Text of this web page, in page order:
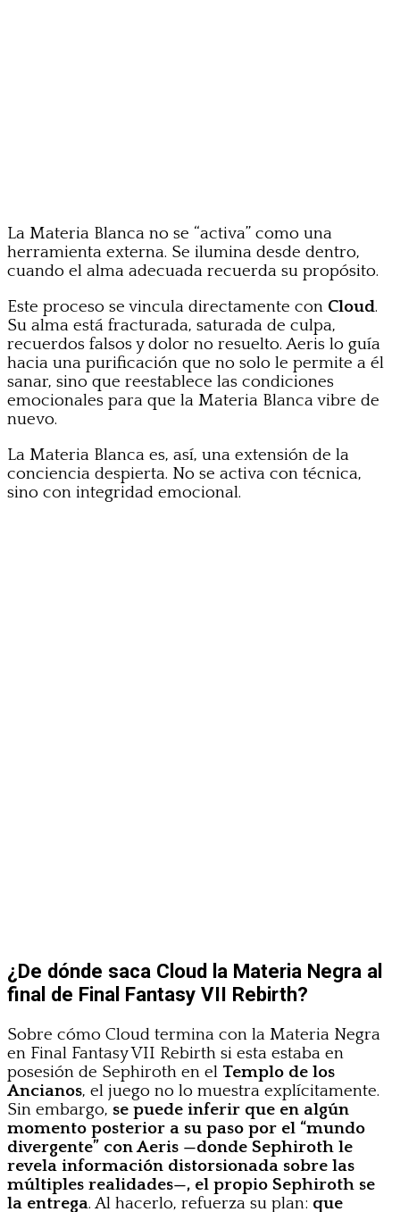
La Materia Blanca no se “activa” como una
herramienta externa. Se ilumina desde dentro,
cuando el alma adecuada recuerda su propósito.
Este proceso se vincula directamente con Cloud.
Su alma está fracturada, saturada de culpa,
recuerdos falsos y dolor no resuelto. Aeris lo guía
hacia una purificación que no solo le permite a él
sanar, sino que reestablece las condiciones
emocionales para que la Materia Blanca vibre de
nuevo.
La Materia Blanca es, así, una extensión de la
conciencia despierta. No se activa con técnica,
sino con integridad emocional.
¿De dónde saca Cloud la Materia Negra al
final de Final Fantasy VII Rebirth?
Sobre cómo Cloud termina con la Materia Negra
en Final Fantasy VII Rebirth si esta estaba en
posesión de Sephiroth en el Templo de los
Ancianos, el juego no lo muestra explícitamente.
Sin embargo, se puede inferir que en algún
momento posterior a su paso por el “mundo
divergente” con Aeris —donde Sephiroth le
revela información distorsionada sobre las
múltiples realidades—, el propio Sephiroth se
la entrega. Al hacerlo, refuerza su plan: que